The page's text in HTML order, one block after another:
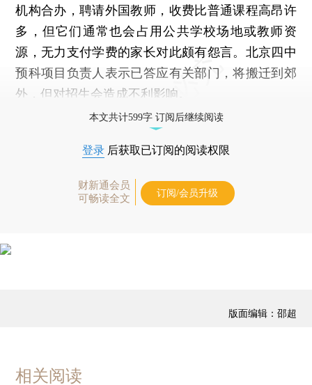
机构合办，聘请外国教师，收费比普通课程高昂许
多，但它们通常也会占用公共学校场地或教师资
源，无力支付学费的家长对此颇有怨言。北京四中
预科项目负责人表示已答应有关部门，将搬迁到郊
外，但对招生会造成不利影响。
本文共计599字 订阅后继续阅读
登录 后获取已订阅的阅读权限
财新通会员
可畅读全文
订阅/会员升级
版面编辑：邵超
相关阅读